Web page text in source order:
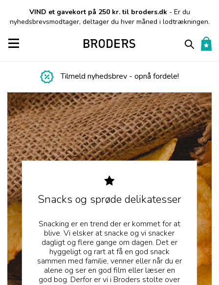
VIND et gavekort på 250 kr. til broders.dk - Er du
nyhedsbrevsmodtager, deltager du hver måned i lodtrækningen.
Toggle navigation
Tilmeld nyhedsbrev - opnå fordele!
Snacks og sprøde delikatesser
Snacking er en trend der er kommet for at
blive. Vi elsker at snacke og vi snacker
dagligt og flere gange om dagen. Det er
hyggeligt og rart at få en god snack
sammen med familie, venner eller når du er
alene og ser en god film eller læser en
god bog. Derfor er vi i Broders stolte over